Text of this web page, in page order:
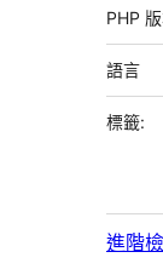
PHP
語言
標籤:
進階